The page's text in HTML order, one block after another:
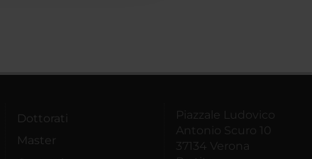
Dottorati
Master
Piazzale Ludovico
Antonio Scuro 10
37134 Verona